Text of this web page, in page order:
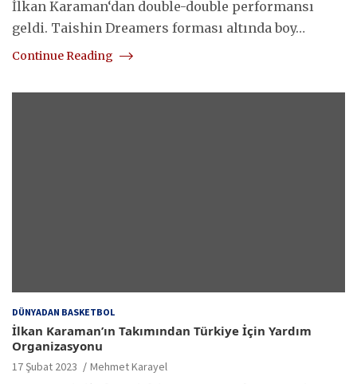
İlkan Karaman‘dan double-double performansı
geldi. Taishin Dreamers forması altında boy…
Continue Reading
DÜNYADAN BASKETBOL
İlkan Karaman’ın Takımından Türkiye İçin Yardım
Organizasyonu
17 Şubat 2023 Mehmet Karayel